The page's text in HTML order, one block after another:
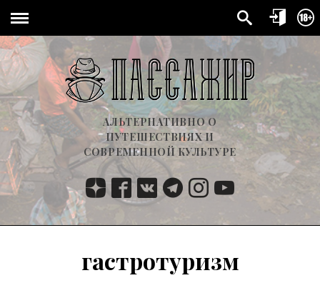
АЛЬТЕРНАТИВНО О
ПУТЕШЕСТВИЯХ И
СОВРЕМЕННОЙ КУЛЬТУРЕ
гастротуризм